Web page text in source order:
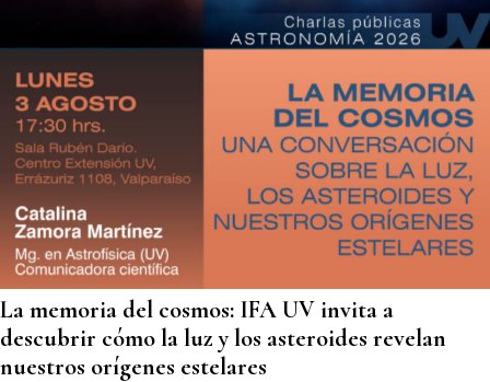
La memoria del cosmos: IFA UV invita a
descubrir cómo la luz y los asteroides revelan
nuestros orígenes estelares